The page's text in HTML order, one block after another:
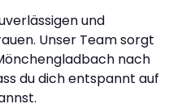
und
Unser Team sorgt
nach
du dich entspannt auf